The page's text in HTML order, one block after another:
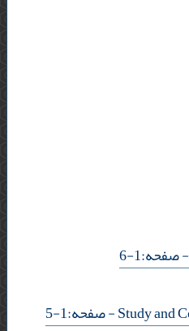
- صفحه:1-6
- صفحه:1-5